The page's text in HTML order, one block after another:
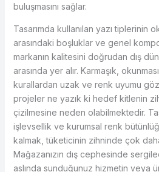
buluşmasını sağlar.
Tasarımda kullanılan yazı tiplerinin
arasındaki boşluklar ve genel
markanın kalitesini doğrudan dış
arasında yer alır. Karmaşık,
kurallardan uzak ve renk uyumu
projeler ne yazık ki hedef kitlenin
çizilmesine neden olabilmektedir.
işlevsellik ve kurumsal renk
kalmak, tüketicinin zihninde çok
Mağazanızın dış cephesinde
aslında sunduğunuz hizmetin veya